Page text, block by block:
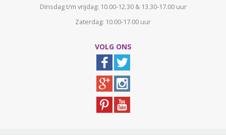
Dinsdag t/m vrijdag: 10.00-12.30 & 13.30-17.00 uur
Zaterdag: 10.00-17.00 uur
VOLG ONS